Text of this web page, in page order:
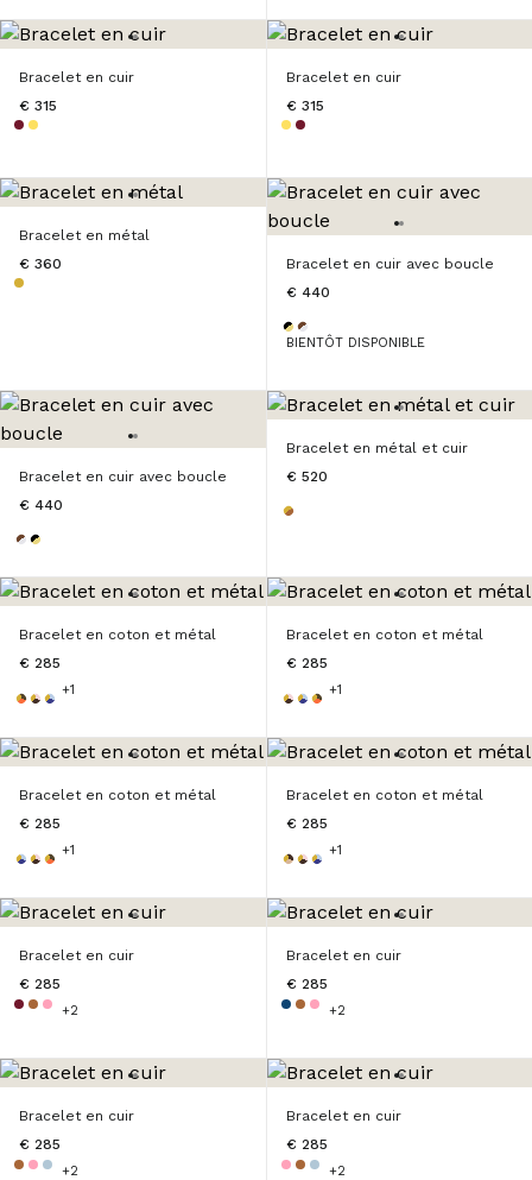
Bracelet en cuir
€ 315
Bracelet en cuir
€ 315
Bracelet en métal
€ 360
Bracelet en cuir avec boucle
€ 440
BIENTÔT DISPONIBLE
Bracelet en cuir avec boucle
€ 440
Bracelet en métal et cuir
€ 520
Bracelet en coton et métal
€ 285
+1
Bracelet en coton et métal
€ 285
+1
Bracelet en coton et métal
€ 285
+1
Bracelet en coton et métal
€ 285
+1
Bracelet en cuir
€ 285
+2
Bracelet en cuir
€ 285
+2
Bracelet en cuir
€ 285
+2
Bracelet en cuir
€ 285
+2